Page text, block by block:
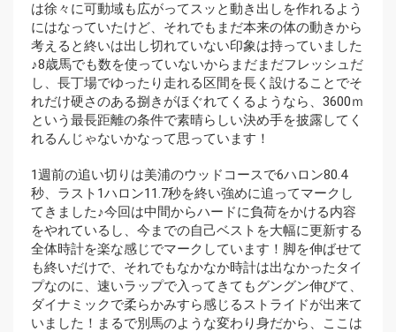
は徐々に可動域も広がってスッと動き出しを作れるよう
にはなっていたけど、それでもまだ本来の体の動きから
考えると終いは出し切れていない印象は持っていました
♪8歳馬でも数を使っていないからまだまだフレッシュだ
し、長丁場でゆったり走れる区間を長く設けることでそ
れだけ硬さのある捌きがほぐれてくるようなら、3600ｍ
という最長距離の条件で素晴らしい決め手を披露してく
れるんじゃないかなって思っています！
1週前の追い切りは美浦のウッドコースで6ハロン80.4
秒、ラスト1ハロン11.7秒を終い強めに追ってマークし
てきました♪今回は中間からハードに負荷をかける内容
をやれているし、今までの自己ベストを大幅に更新する
全体時計を楽な感じでマークしています！脚を伸ばせて
も終いだけで、それでもなかなか時計は出なかったタイ
プなのに、速いラップで入ってきてもグングン伸びて、
ダイナミックで柔らかみすら感じるストライドが出来て
いました！まるで別馬のような変わり身だから、ここは